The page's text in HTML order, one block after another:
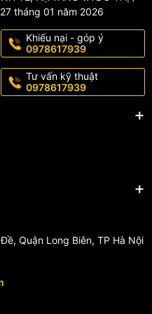
tháng 01 năm 2026
Khiếu nại - góp ý
0978617939
Tư vấn kỹ thuật
0978617939
Quận Long Biên, TP Hà Nội